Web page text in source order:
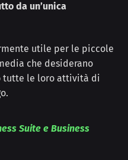
da un’unica
utile per le piccole
che desiderano
tutte le loro attività di
Suite e Business